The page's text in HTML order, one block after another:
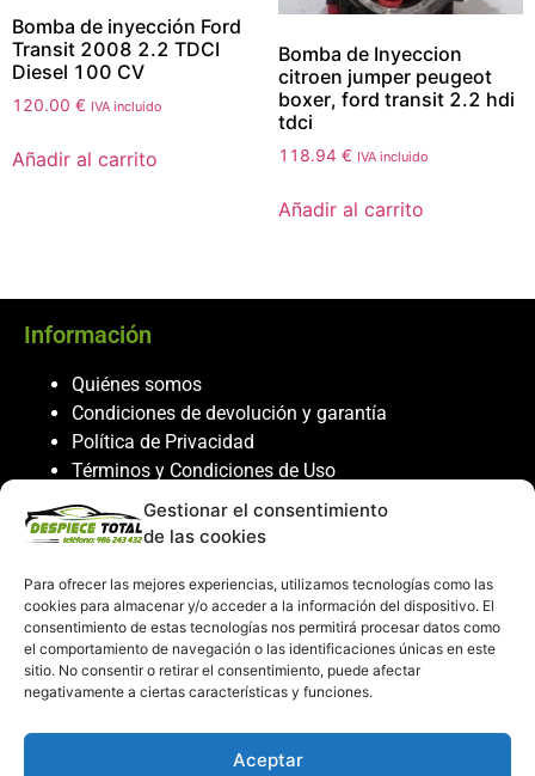
Gestionar el consentimiento
de las cookies
Para ofrecer las mejores experiencias, utilizamos tecnologías como las
cookies para almacenar y/o acceder a la información del dispositivo. El
consentimiento de estas tecnologías nos permitirá procesar datos como
el comportamiento de navegación o las identificaciones únicas en este
sitio. No consentir o retirar el consentimiento, puede afectar
negativamente a ciertas características y funciones.
Aceptar
Bomba de inyección Ford
Transit 2008 2.2 TDCI
Diesel 100 CV
120.00 € IVA incluido
Añadir al carrito
Bomba de Inyeccion
citroen jumper peugeot
boxer, ford transit 2.2 hdi
tdci
118.94 € IVA incluido
Añadir al carrito
Información
Quiénes somos
Condiciones de devolución y garantía
Política de Privacidad
Términos y Condiciones de Uso
Política de Cookies
Servicio al cliente
Contacto
986 243 432
608 867 074
recambiosdespiecetotal@gmail.com
Mi cuenta